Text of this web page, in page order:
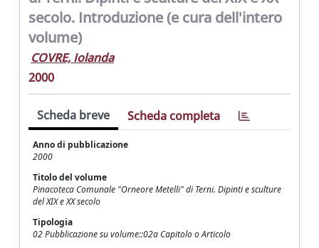
secolo. Introduzione (e cura dell'intero
volume)
COVRE, Iolanda
2000
Scheda breve Scheda completa
Anno di pubblicazione
2000
Titolo del volume
Pinacoteca Comunale "Orneore Metelli" di Terni. Dipinti e sculture
del XIX e XX secolo
Tipologia
02 Pubblicazione su volume::02a Capitolo o Articolo